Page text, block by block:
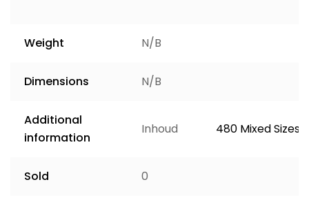
Weight N/B
Dimensions N/B
Additional
information
Inhoud 480 Mixed Sizes
Sold 0